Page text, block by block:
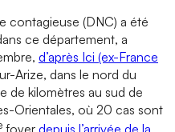
contagieuse (DNC) a été
ce département, a
d’après Ici (ex-France
Arize, dans le nord du
de kilomètres au sud de
Orientales, où 20 cas sont